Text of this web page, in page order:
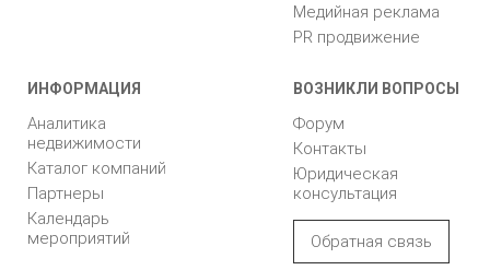
Медийная реклама
PR продвижение
ИНФОРМАЦИЯ
Аналитика
недвижимости
Каталог компаний
Партнеры
Календарь
мероприятий
ВОЗНИКЛИ ВОПРОСЫ
Форум
Контакты
Юридическая
консультация
Обратная связь